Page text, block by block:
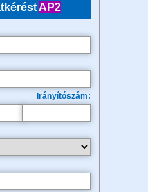
AP2
Irányítószám: